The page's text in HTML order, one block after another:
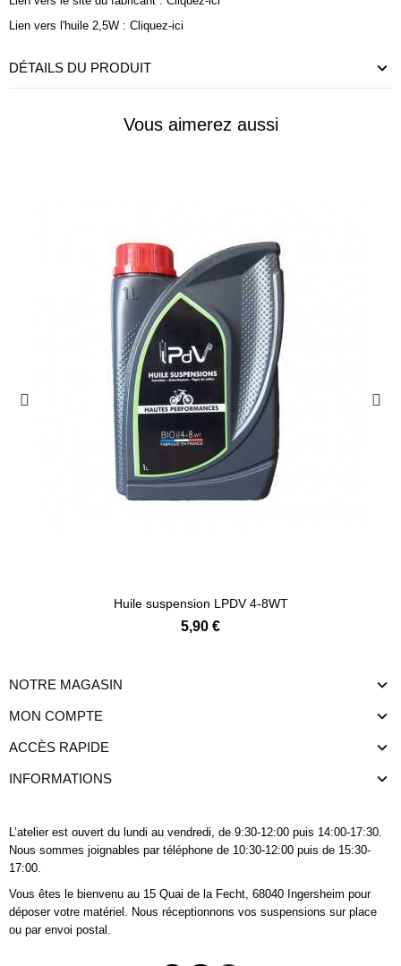
Lien vers l'huile 2,5W : Cliquez-ici
DÉTAILS DU PRODUIT
Vous aimerez aussi
Huile suspension LPDV 4-8WT
5,90 €
NOTRE MAGASIN
MON COMPTE
ACCÈS RAPIDE
INFORMATIONS
L’atelier est ouvert du lundi au vendredi, de 9:30-12:00 puis 14:00-17:30.
Nous sommes joignables par téléphone de 10:30-12:00 puis de 15:30-
17:00.
Vous êtes le bienvenu au 15 Quai de la Fecht, 68040 Ingersheim pour
déposer votre matériel. Nous réceptionnons vos suspensions sur place
ou par envoi postal.